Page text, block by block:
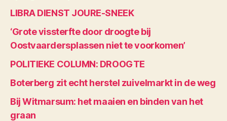
LIBRA DIENST JOURE-SNEEK
‘Grote vissterfte door droogte bij
Oostvaardersplassen niet te voorkomen’
POLITIEKE COLUMN: DROOGTE
Boterberg zit echt herstel zuivelmarkt in de weg
Bij Witmarsum: het maaien en binden van het
graan